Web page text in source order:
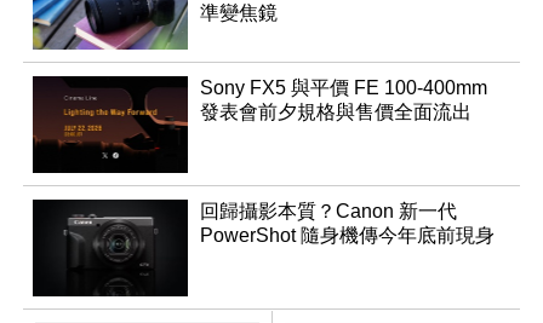
準變焦鏡
Sony FX5 與平價 FE 100-400mm
發表會前夕規格與售價全面流出
回歸攝影本質？Canon 新一代
PowerShot 隨身機傳今年底前現身